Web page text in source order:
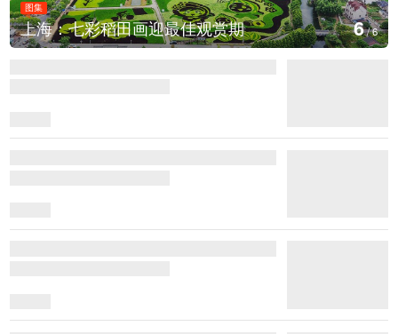
图集
上海：七彩稻田画迎最佳观赏期 6/6